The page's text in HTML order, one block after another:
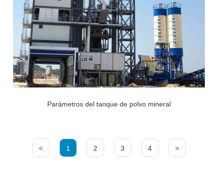
Parámetros del tanque de polvo mineral
< 1 2 3 4 >